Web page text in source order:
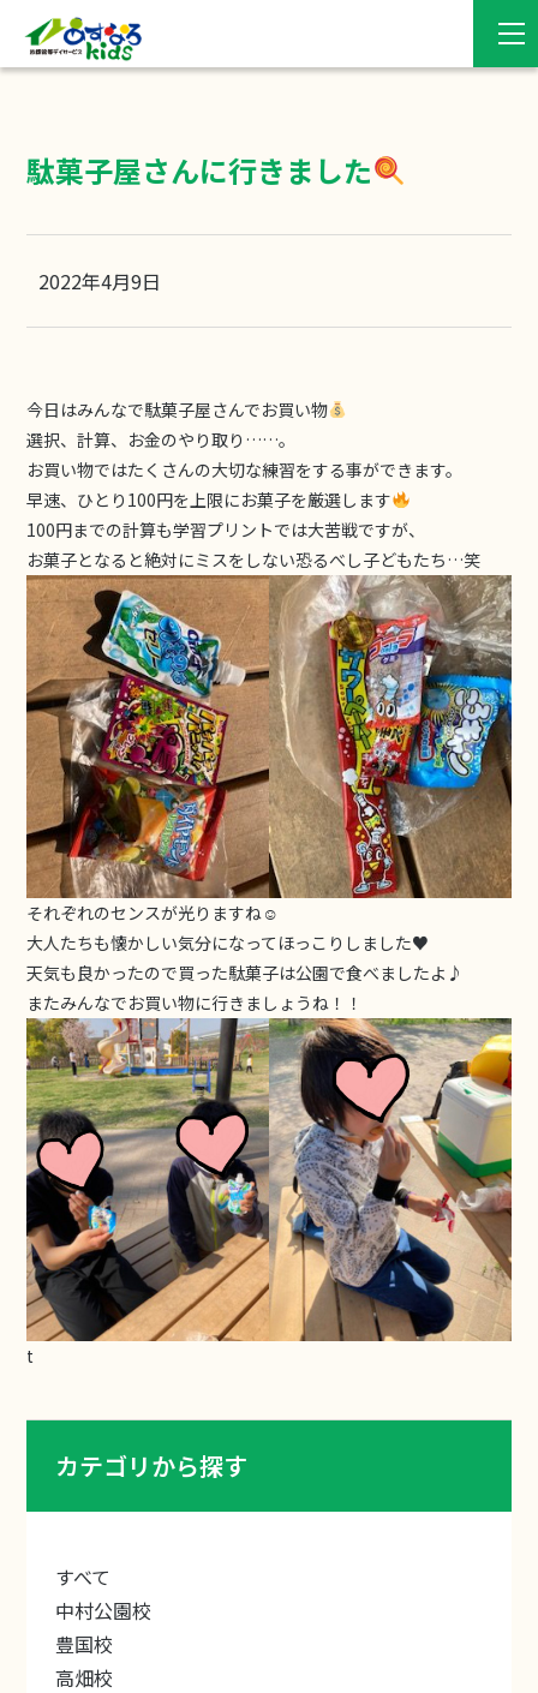
カテゴリから探す
すべて
中村公園校
豊国校
高畑校
駄菓子屋さんに行きました
2022年4月9日
今日はみんなで駄菓子屋さんでお買い物
選択、計算、お金のやり取り……。
お買い物ではたくさんの大切な練習をする事ができます。
早速、ひとり100円を上限にお菓子を厳選します
100円までの計算も学習プリントでは大苦戦ですが、
お菓子となると絶対にミスをしない恐るべし子どもたち…笑
それぞれのセンスが光りますね☺
大人たちも懐かしい気分になってほっこりしました♥
天気も良かったので買った駄菓子は公園で食べましたよ♪
またみんなでお買い物に行きましょうね！！
t